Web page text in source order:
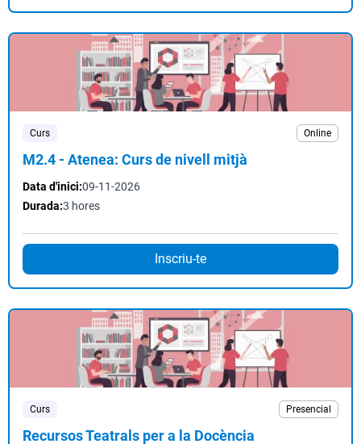
Curs Online
M2.4 - Atenea: Curs de nivell mitjà
Data d'inici:09-11-2026
Durada:3 hores
Inscriu-te
Curs Presencial
Recursos Teatrals per a la Docència